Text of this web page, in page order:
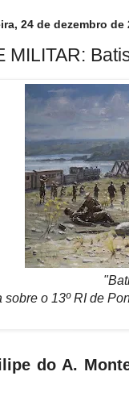
24 de dezembro de
MILITAR:
sobre o 13º RI de
do A.